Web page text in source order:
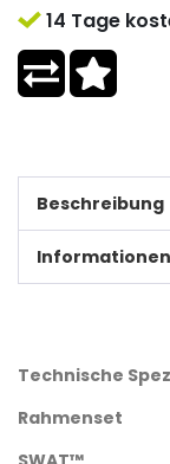
14 Tage
Beschreibung
Technische
Rahmenset